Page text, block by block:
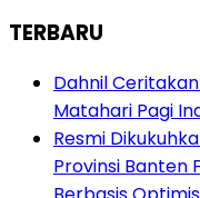
TERBARU
Dahnil
Matahari Pagi
Resmi
Provinsi Banten